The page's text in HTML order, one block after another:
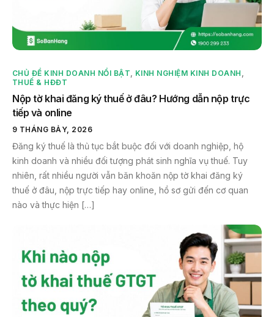
CHỦ ĐỀ KINH DOANH NỔI BẬT KINH NGHIỆM KINH DOANH
THUẾ & HĐĐT
Nộp tờ khai đăng ký thuế ở đâu? Hướng dẫn nộp trực
tiếp và online
9 THÁNG BẢY, 2026
Đăng ký thuế là thủ tục bắt buộc đối với doanh nghiệp, hộ
kinh doanh và nhiều đối tượng phát sinh nghĩa vụ thuế. Tuy
nhiên, rất nhiều người vẫn băn khoăn nộp tờ khai đăng ký
thuế ở đâu, nộp trực tiếp hay online, hồ sơ gửi đến cơ quan
nào và thực hiện […]